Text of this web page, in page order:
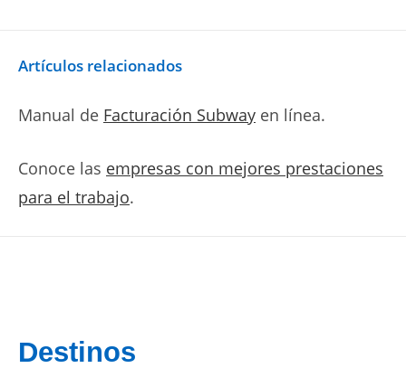
Artículos relacionados
Manual de Facturación Subway en línea.
Conoce las empresas con mejores prestaciones
para el trabajo.
Destinos